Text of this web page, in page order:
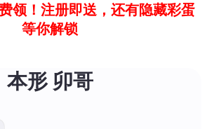
领！注册即送，还有隐藏彩蛋
等你解锁
本形 卯哥